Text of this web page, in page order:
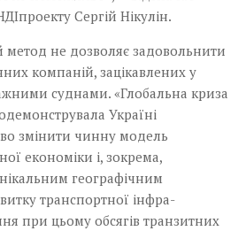
Сергій Нікулін.
не дозволяє задовольнити
компаній, зацікавлених у
суднами. «Глобальна криза
Україні
змінити чинну модель
економіки і, зокрема,
­географічним
транспортної ­інфра­­
при цьому обсягів транзитних